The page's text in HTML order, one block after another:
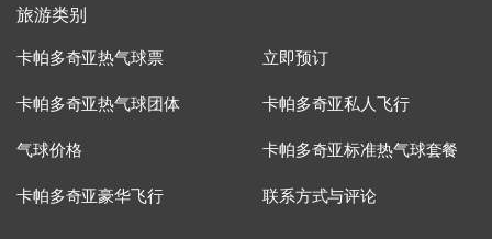
旅游类别
卡帕多奇亚热气球票 立即预订
卡帕多奇亚热气球团体 卡帕多奇亚私人飞行
气球价格 卡帕多奇亚标准热气球套餐
卡帕多奇亚豪华飞行 联系方式与评论